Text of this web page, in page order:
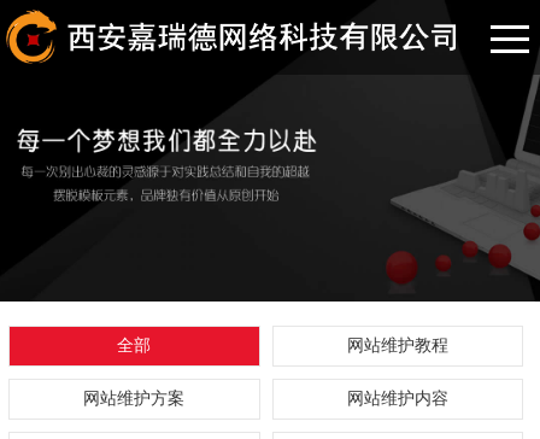
全部 网站维护教程
网站维护方案 网站维护内容